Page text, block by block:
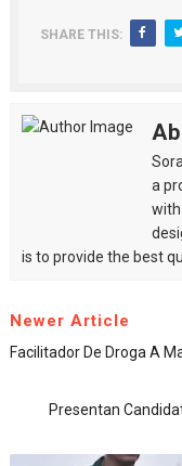
SHARE THIS:
a
is to provide the best
Newer Article
Facilitador De Droga A
Presentan